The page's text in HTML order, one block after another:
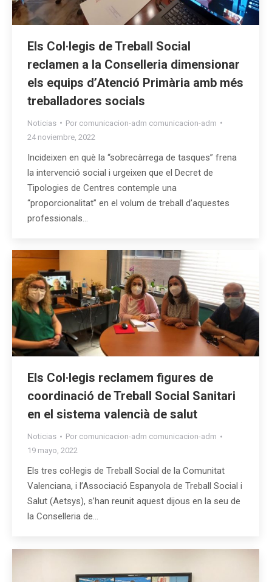
Els Col·legis de Treball Social
reclamen a la Conselleria dimensionar
els equips d’Atenció Primària amb més
treballadores socials
Noticias Por comunicacion-adm comunicacion-adm
24 noviembre, 2022
Incideixen en què la “sobrecàrrega de tasques” frena
la intervenció social i urgeixen que el Decret de
Tipologies de Centres contemple una
“proporcionalitat” en el volum de treball d’aquestes
professionals…
Els Col·legis reclamem figures de
coordinació de Treball Social Sanitari
en el sistema valencià de salut
Noticias Por comunicacion-adm comunicacion-adm
19 mayo, 2022
Els tres col·legis de Treball Social de la Comunitat
Valenciana, i l’Associació Espanyola de Treball Social i
Salut (Aetsys), s’han reunit aquest dijous en la seu de
la Conselleria de…